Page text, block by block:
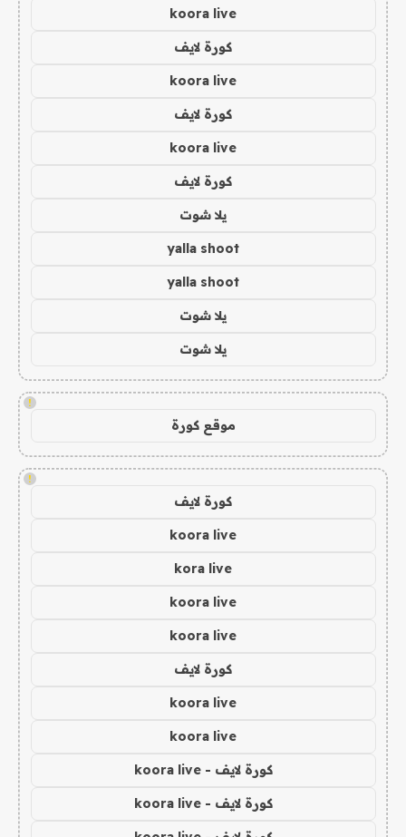
koora live
كورة لايف
koora live
كورة لايف
koora live
كورة لايف
يلا شوت
yalla shoot
yalla shoot
يلا شوت
يلا شوت
!
موقع كورة
!
كورة لايف
koora live
kora live
koora live
koora live
كورة لايف
koora live
koora live
كورة لايف - koora live
كورة لايف - koora live